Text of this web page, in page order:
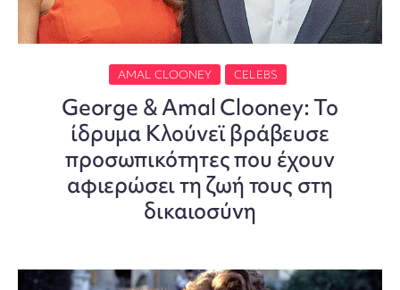
AMAL CLOONEY CELEBS
George & Amal Clooney: Το
ίδρυμα Κλούνεϊ βράβευσε
προσωπικότητες που έχουν
αφιερώσει τη ζωή τους στη
δικαιοσύνη